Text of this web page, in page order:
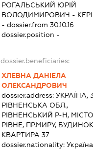
РОГАЛЬСЬКИЙ ЮРІЙ
ВОЛОДИМИРОВИЧ -
- dossier.from 30.10.16
dossier.position -
dossier.beneficiaries:
ХЛЕВНА ДАНІЕЛА
ОЛЕКСАНДРОВИЧ
dossier.address:УКРАЇНА,
РІВНЕНСЬКА ОБЛ.,
РІВНЕНСЬКИЙ Р-Н, МІСТО
РІВНЕ, ПР.МИРУ,
КВАРТИРА 37
dossier.nationality:Україна